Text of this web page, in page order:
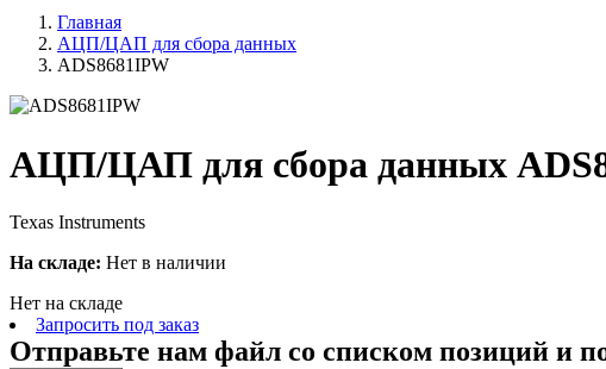
Главная
АЦП/ЦАП для сбора данных
ADS8681IPW
АЦП/ЦАП для сбора данных
Texas Instruments
На складе: Нет в наличии
Нет на складе
Запросить под заказ
Отправьте нам файл со списком позиций и